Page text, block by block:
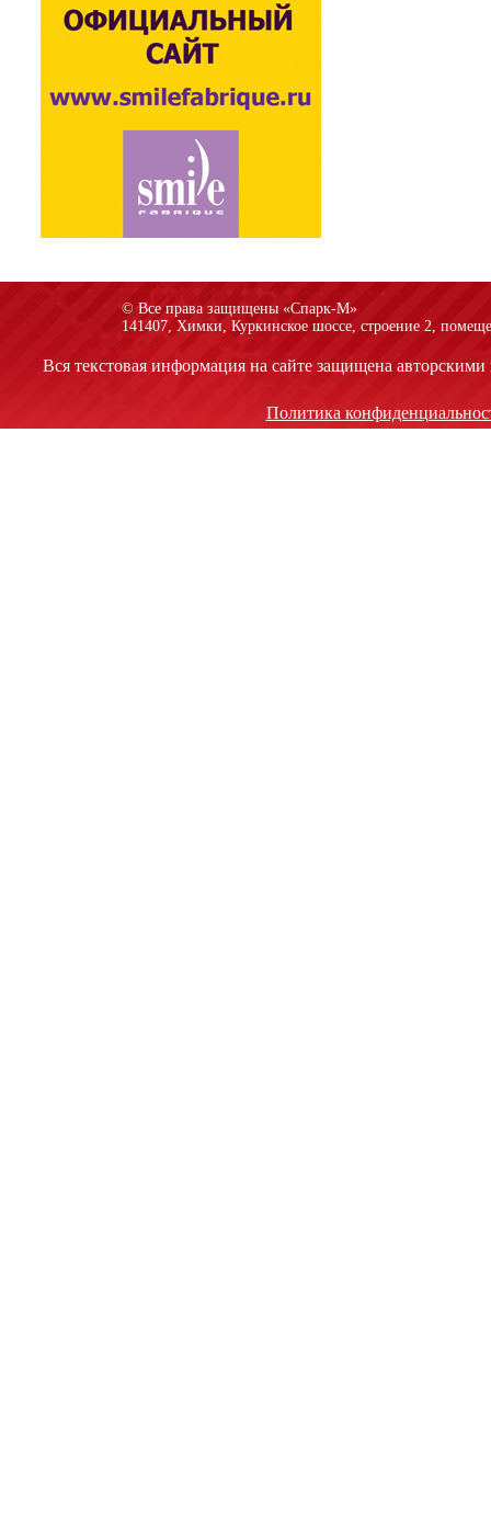
© Все права защищены «Спарк-M»
141407, Химки, Куркинское шоссе, строение 2,
Вся текстовая информация на сайте защищена
Политика